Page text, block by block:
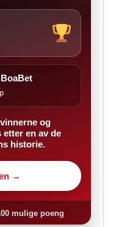
BoaBet
og
en av de
historie.
→
mulige poeng